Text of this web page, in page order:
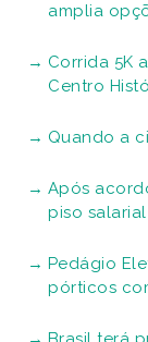
amplia
Corrida 5K
Centro
Quando a
Após
piso
Pedágio
pórticos